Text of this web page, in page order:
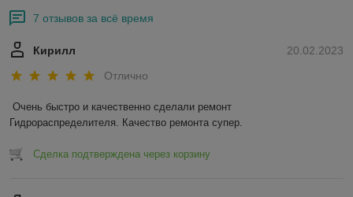
7 отзывов за всё время
20.02.2023
Кирилл
Отлично
Очень быстро и качественно сделали ремонт
Гидрораспределителя. Качество ремонта супер.
Сделка подтверждена через корзину